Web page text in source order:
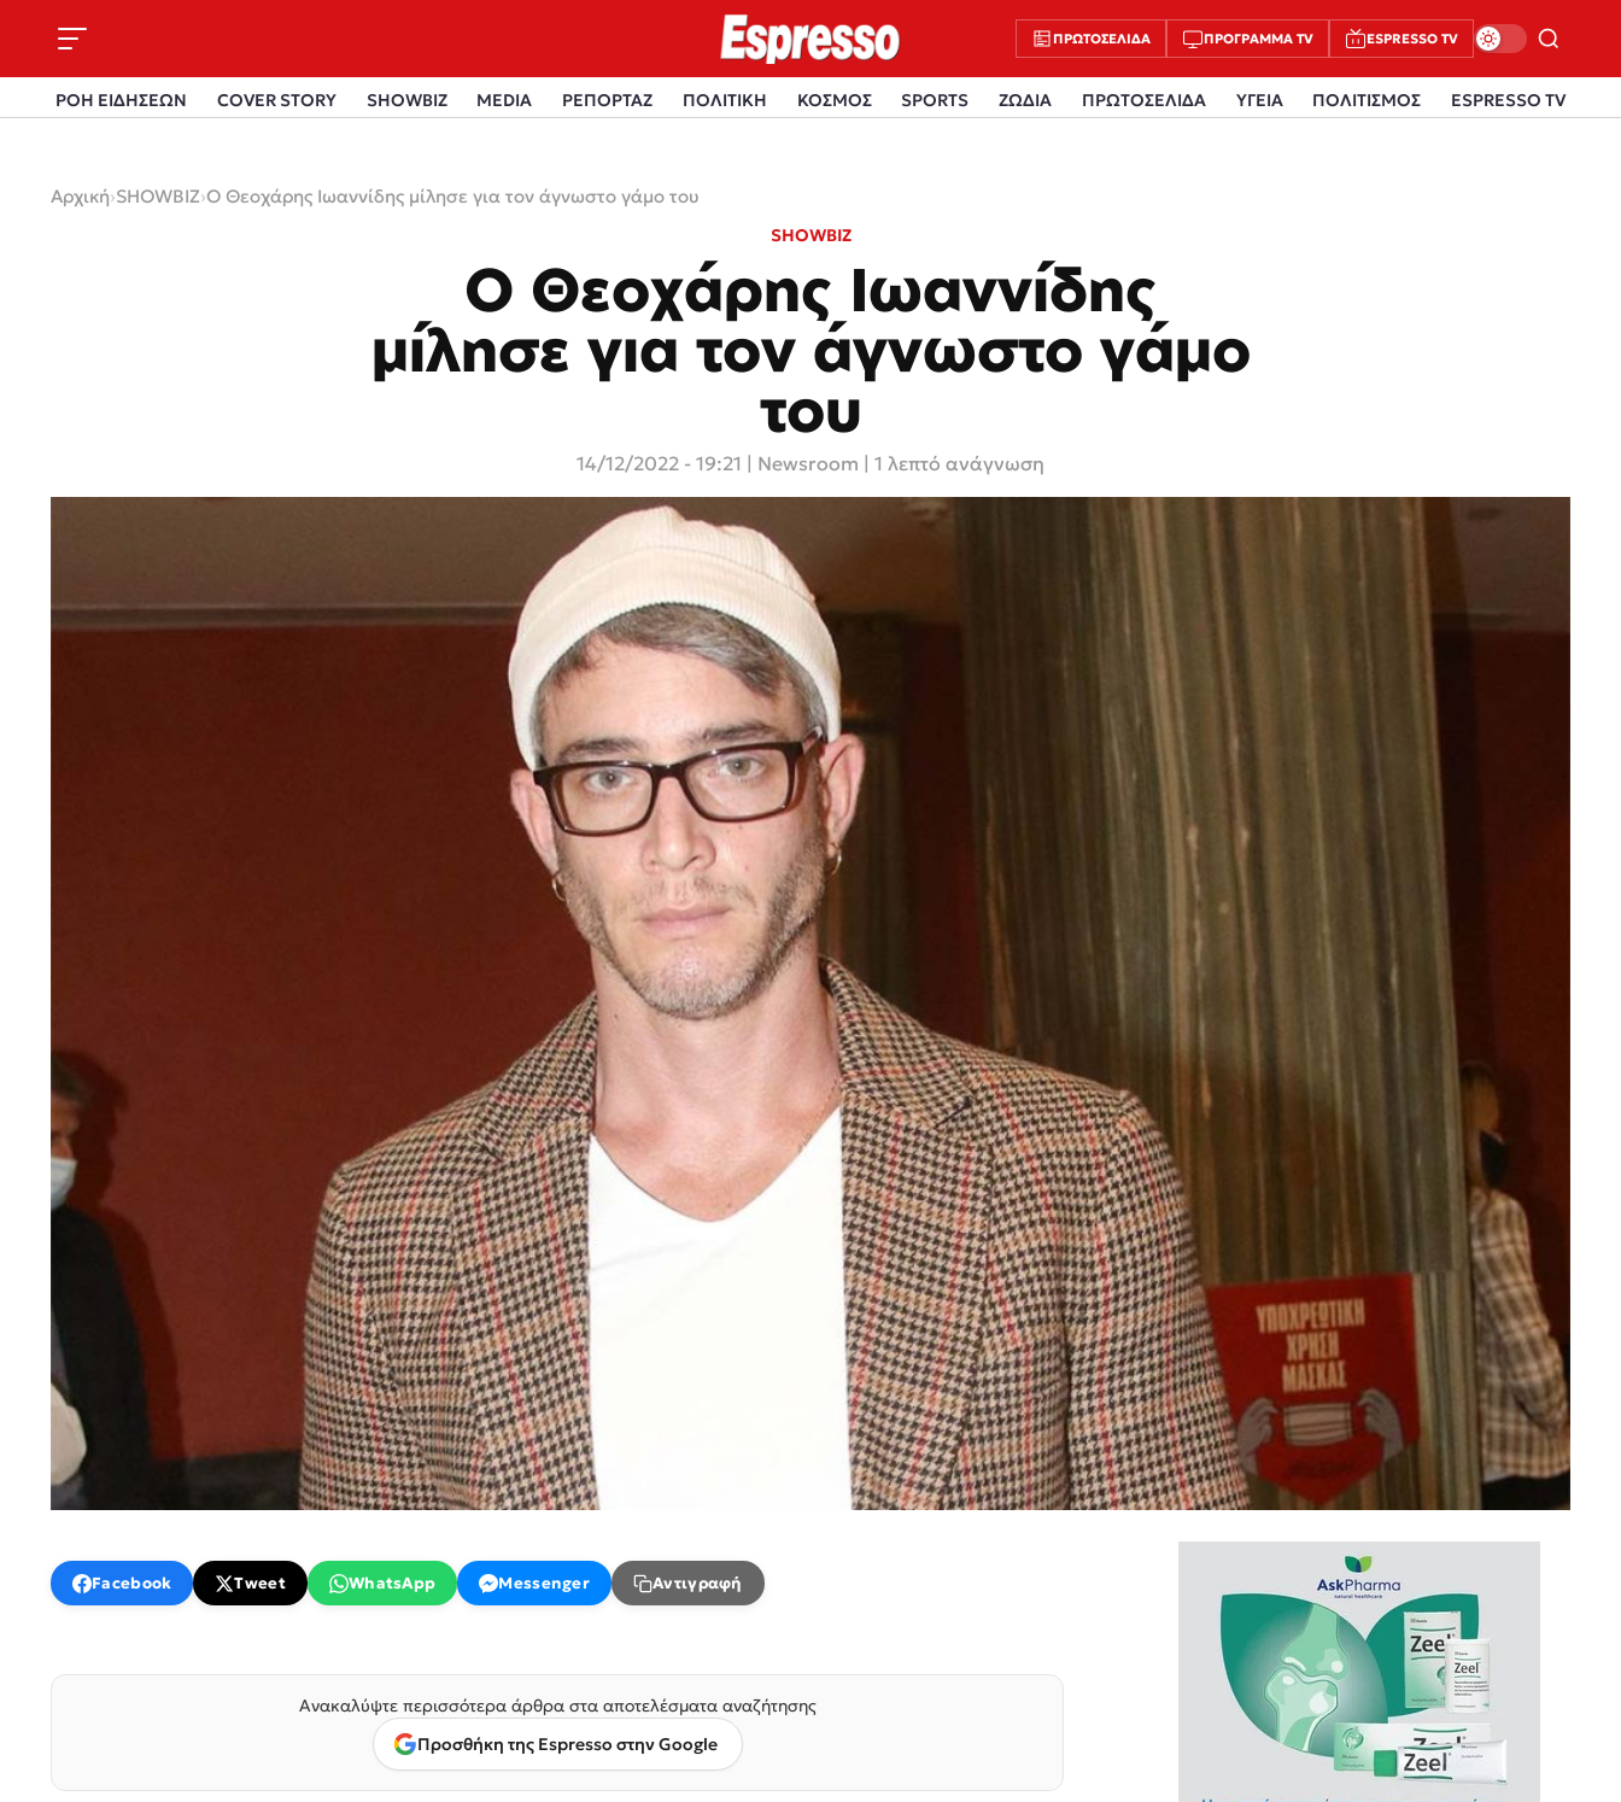
ΠΡΩΤΟΣΈΛΙΔΑ ΠΡΌΓΡΑΜΜΑ TV ESPRESSO TV
ΡΟΗ ΕΙΔΗΣΕΩΝ COVER STORY SHOWBIZ MEDIA ΡΕΠΟΡΤΑΖ ΠΟΛΙΤΙΚΗ ΚΟΣΜΟΣ SPORTS ΖΩΔΙΑ ΠΡΩΤΟΣΕΛΙΔΑ ΥΓΕΙΑ ΠΟΛΙΤΙΣΜΟΣ ESPRESSO TV
Αρχική›SHOWBIZ›Ο Θεοχάρης Ιωαννίδης μίλησε για τον άγνωστο γάμο του
SHOWBIZ
Ο Θεοχάρης Ιωαννίδης
μίλησε για τον άγνωστο γάμο
του
14/12/2022 - 19:21 Newsroom | 1 λεπτό ανάγνωση
Facebook Tweet WhatsApp Messenger Αντιγραφή
Ανακαλύψτε περισσότερα άρθρα στα αποτελέσματα αναζήτησης
Προσθήκη της Espresso στην Google